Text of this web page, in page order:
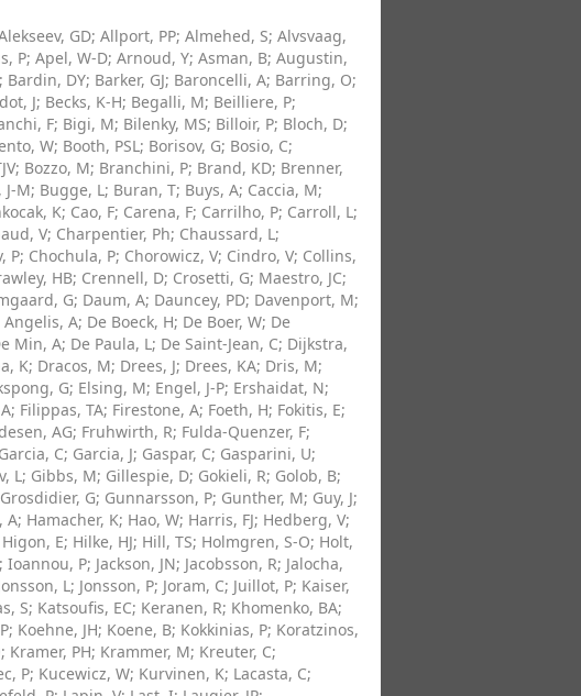
GD; Allport, PP; Almehed, S; Alvsvaag,
P; Apel, W-D; Arnoud, Y; Asman, B; Augustin,
; Bardin, DY; Barker, GJ; Baroncelli, A; Barring, O;
J; Becks, K-H; Begalli, M; Beilliere, P;
F; Bigi, M; Bilenky, MS; Billoir, P; Bloch, D;
W; Booth, PSL; Borisov, G; Bosio, C;
; Bozzo, M; Branchini, P; Brand, KD; Brenner,
M; Bugge, L; Buran, T; Buys, A; Caccia, M;
K; Cao, F; Carena, F; Carrilho, P; Carroll, L;
V; Charpentier, Ph; Chaussard, L;
P; Chochula, P; Chorowicz, V; Cindro, V; Collins,
HB; Crennell, D; Crosetti, G; Maestro, JC;
G; Daum, A; Dauncey, PD; Davenport, M;
Angelis, A; De Boeck, H; De Boer, W; De
Min, A; De Paula, L; De Saint-Jean, C; Dijkstra,
K; Dracos, M; Drees, J; Drees, KA; Dris, M;
G; Elsing, M; Engel, J-P; Ershaidat, N;
; Filippas, TA; Firestone, A; Foeth, H; Fokitis, E;
AG; Fruhwirth, R; Fulda-Quenzer, F;
Garcia, C; Garcia, J; Gaspar, C; Gasparini, U;
L; Gibbs, M; Gillespie, D; Gokieli, R; Golob, B;
Grosdidier, G; Gunnarsson, P; Gunther, M; Guy, J;
A; Hamacher, K; Hao, W; Harris, FJ; Hedberg, V;
Higon, E; Hilke, HJ; Hill, TS; Holmgren, S-O; Holt,
; Ioannou, P; Jackson, JN; Jacobsson, R; Jalocha,
L; Jonsson, P; Joram, C; Juillot, P; Kaiser,
S; Katsoufis, EC; Keranen, R; Khomenko, BA;
; Koehne, JH; Koene, B; Kokkinias, P; Koratzinos,
; Kramer, PH; Krammer, M; Kreuter, C;
P; Kucewicz, W; Kurvinen, K; Lacasta, C;